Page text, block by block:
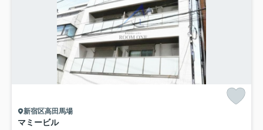
新宿区高田馬場
マミービル